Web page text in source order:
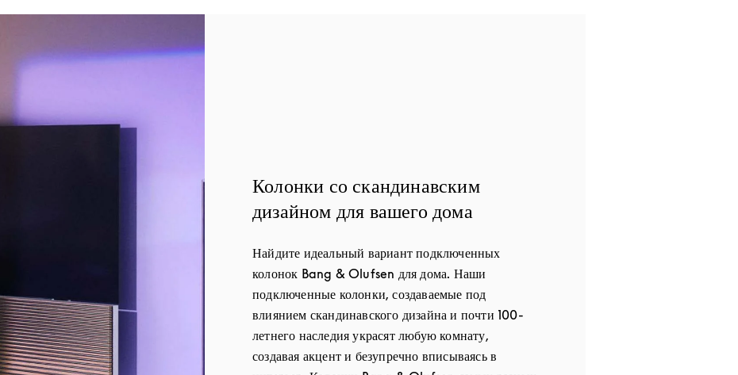
Колонки со скандинавским
дизайном для вашего дома
Найдите идеальный вариант подключенных
колонок Bang & Olufsen для дома. Наши
подключенные колонки, создаваемые под
влиянием скандинавского дизайна и почти 100-
летнего наследия украсят любую комнату,
создавая акцент и безупречно вписываясь в